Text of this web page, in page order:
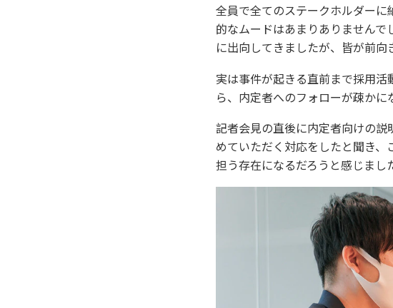
全員で全てのステークホルダー
的なムードはあまりありません
に出向してきましたが、皆が前向
実は事件が起きる直前まで採用
ら、内定者へのフォローが疎かに
記者会見の直後に内定者向けの
めていただく対応をしたと聞き
担う存在になるだろうと感じまし